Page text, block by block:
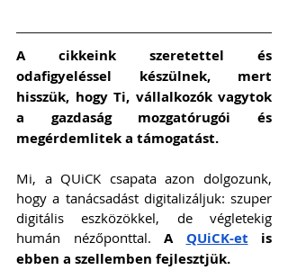
A cikkeink szeretettel és
odafigyeléssel készülnek, mert
hisszük, hogy Ti, vállalkozók vagytok
a gazdaság mozgatórugói és
megérdemlitek a támogatást.
Mi, a QUiCK csapata azon dolgozunk,
hogy a tanácsadást digitalizáljuk: szuper
digitális eszközökkel, de végletekig
humán nézőponttal. A QUiCK-et is
ebben a szellemben fejlesztjük.